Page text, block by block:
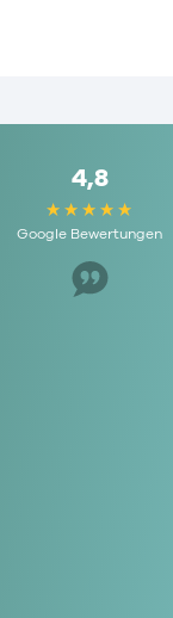
4,8
Google Bewertungen